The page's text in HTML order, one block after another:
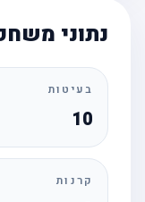
נתוני משחק
בעיטות
10
קרנות